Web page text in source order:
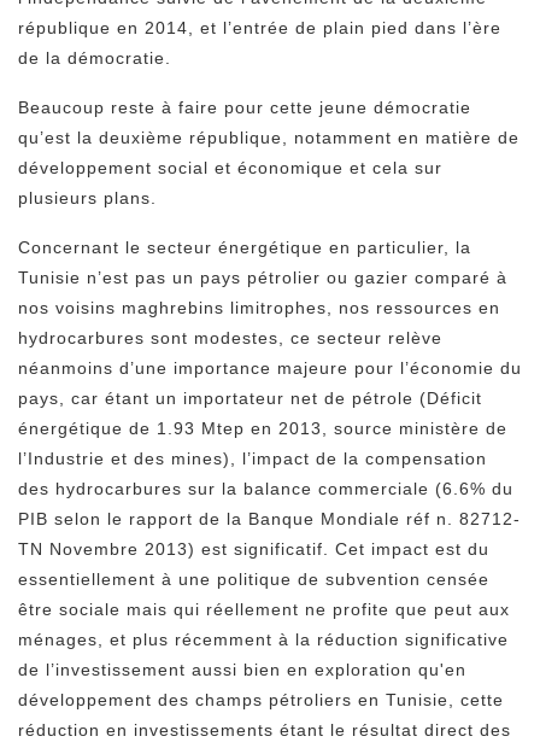
république en 2014, et l’entrée de plain pied dans l’ère
de la démocratie.
Beaucoup reste à faire pour cette jeune démocratie
qu’est la deuxième république, notamment en matière de
développement social et économique et cela sur
plusieurs plans.
Concernant le secteur énergétique en particulier, la
Tunisie n’est pas un pays pétrolier ou gazier comparé à
nos voisins maghrebins limitrophes, nos ressources en
hydrocarbures sont modestes, ce secteur relève
néanmoins d’une importance majeure pour l’économie du
pays, car étant un importateur net de pétrole (Déficit
énergétique de 1.93 Mtep en 2013, source ministère de
l’Industrie et des mines), l’impact de la compensation
des hydrocarbures sur la balance commerciale (6.6% du
PIB selon le rapport de la Banque Mondiale réf n. 82712-
TN Novembre 2013) est significatif. Cet impact est du
essentiellement à une politique de subvention censée
être sociale mais qui réellement ne profite que peut aux
ménages, et plus récemment à la réduction significative
de l’investissement aussi bien en exploration qu'en
développement des champs pétroliers en Tunisie, cette
réduction en investissements étant le résultat direct des